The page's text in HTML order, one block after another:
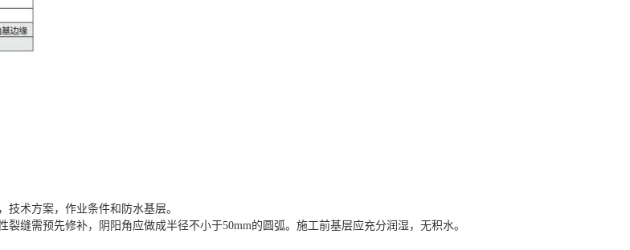
术方案，作业条件和防水基层。
缝需预先修补，阴阳角应做成半径不小于50mm的圆弧。施工前基层应充分润湿，无积水。